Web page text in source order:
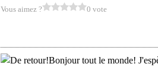
Vous aimez ? 0 vote
Bonjour tout le monde!